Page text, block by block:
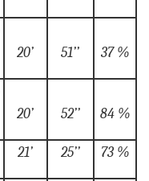
20’ 51’’ 37 %
20’ 52’’ 84 %
21’ 25’’ 73 %